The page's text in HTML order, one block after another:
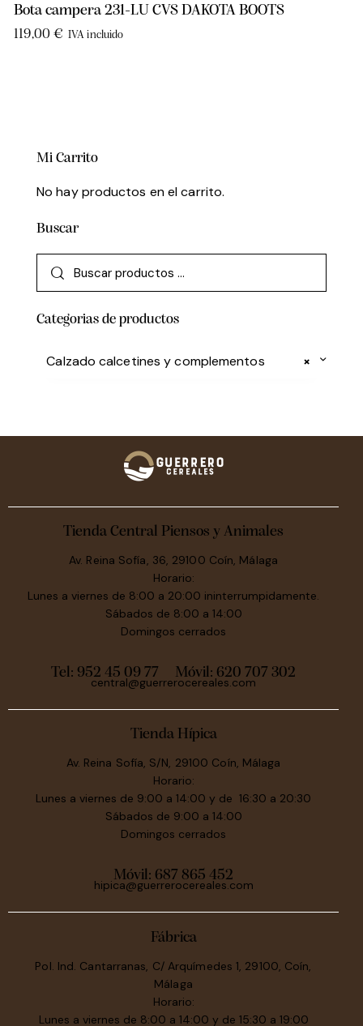
Bota campera 231-LU CVS DAKOTA BOOTS
119,00 € IVA incluido
Mi Carrito
No hay productos en el carrito.
Buscar
Categorias de productos
×
Calzado calcetines y complementos
Tienda Central Piensos y Animales
Av. Reina Sofía, 36, 29100 Coín, Málaga
Horario:
Lunes a viernes de 8:00 a 20:00 ininterrumpidamente.
Sábados de 8:00 a 14:00
Domingos cerrados
Tel: 952 45 09 77 Móvil: 620 707 302
central@guerrerocereales.com
Tienda Hípica
Av. Reina Sofía, S/N, 29100 Coín, Málaga
Horario:
Lunes a viernes de 9:00 a 14:00 y de 16:30 a 20:30
Sábados de 9:00 a 14:00
Domingos cerrados
Móvil: 687 865 452
hipica@guerrerocereales.com
Fábrica
Pol. Ind. Cantarranas, C/ Arquímedes 1, 29100, Coín,
Málaga
Horario:
Lunes a viernes de 8:00 a 14:00 y de 15:30 a 19:00